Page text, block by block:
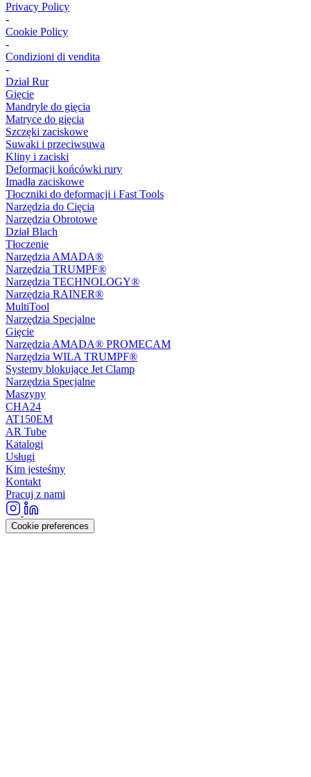
Privacy Policy
-
Cookie Policy
-
Condizioni di vendita
-
Dział Rur
Gięcie
Mandryle do gięcia
Matryce do gięcia
Szczęki zaciskowe
Suwaki i przeciwsuwa
Kliny i zaciski
Deformacji końcówki rury
Imadła zaciskowe
Tłoczniki do deformacji i Fast Tools
Narzędzia do Cięcia
Narzędzia Obrotowe
Dział Blach
Tłoczenie
Narzędzia AMADA®
Narzędzia TRUMPF®
Narzędzia TECHNOLOGY®
Narzędzia RAINER®
MultiTool
Narzędzia Specjalne
Gięcie
Narzędzia AMADA® PROMECAM
Narzędzia WILA TRUMPF®
Systemy blokujące Jet Clamp
Narzędzia Specjalne
Maszyny
CHA24
AT150EM
AR Tube
Katalogi
Usługi
Kim jesteśmy
Kontakt
Pracuj z nami
Cookie preferences